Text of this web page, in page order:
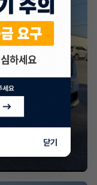
닫기